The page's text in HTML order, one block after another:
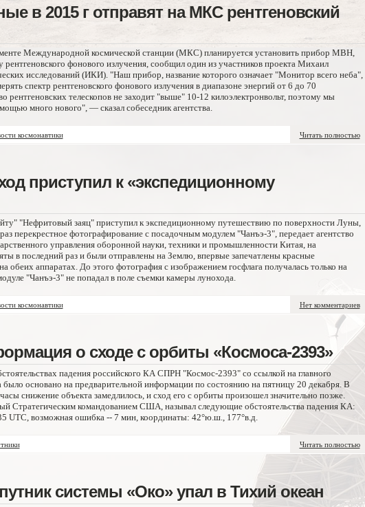
в 2015 г отправят на МКС рентгеновский
Международной космической станции (МКС) планируется установить прибор МВН,
рентгеновского фонового излучения, сообщил один из участников проекта Михаил
исследований (ИКИ). "Наш прибор, название которого означает "Монитор всего неба",
спектр рентгеновского фонового излучения в диапазоне энергий от 6 до 70
рентгеновских телескопов не заходит "выше" 10-12 килоэлектронвольт, поэтому мы
много нового", — сказал собеседник агентства.
космонавтики Читать полностью
приступил к «экспедиционному
"Нефритовый заяц" приступил к экспедиционному путешествию по поверхности Луны,
перекрестное фотографирование с посадочным модулем "Чанъэ-3", передает агентство
управления оборонной науки, техники и промышленности Китая, на
в последний раз и были отправлены на Землю, впервые запечатлены красные
обеих аппаратах. До этого фотография с изображением госфлага получалась только на
"Чанъэ-3" не попадал в поле съемки камеры лунохода.
космонавтики Нет комментариев
о сходе с орбиты «Космоса-2393»
падения российского КА СПРН "Космос-2393" со ссылкой на главного
основано на предварительной информации по состоянию на пятницу 20 декабря. В
снижение объекта замедлилось, и сход его с орбиты произошел значительно позже.
Стратегическим командованием США, называл следующие обстоятельства падения КА:
UTC, возможная ошибка -- 7 мин, координаты: 42°ю.ш., 177°в.д.
Читать полностью
системы «Око» упал в Тихий океан